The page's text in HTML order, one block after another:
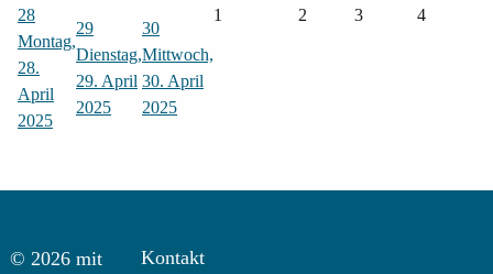
28
Montag,
28.
April
2025
29
Dienstag,
29. April
2025
30
Mittwoch,
30. April
2025
1 2 3 4
© 2026 mit
Kontakt